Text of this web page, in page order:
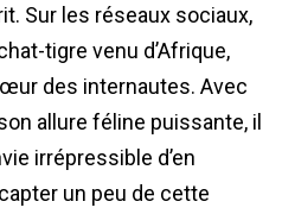
Sur les réseaux sociaux,
tigre venu d’Afrique,
des internautes. Avec
allure féline puissante, il
irrépressible d’en
un peu de cette